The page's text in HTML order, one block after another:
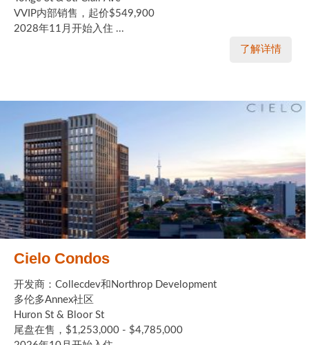
VVIP内部销售，起价$549,900
2028年11月开始入住 ...
了解详情
Cielo Condos
开发商：Collecdev和Northrop Development
多伦多Annex社区
Huron St & Bloor St
尾盘在售，$1,253,000 - $4,785,000